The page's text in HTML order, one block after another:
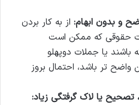
و بدون ابهام: از به کار بردن
حقوقی که ممکن است
باشند یا جملات دوپهلو
تر باشد، احتمال بروز
یا لاک گرفتگی زیاد: